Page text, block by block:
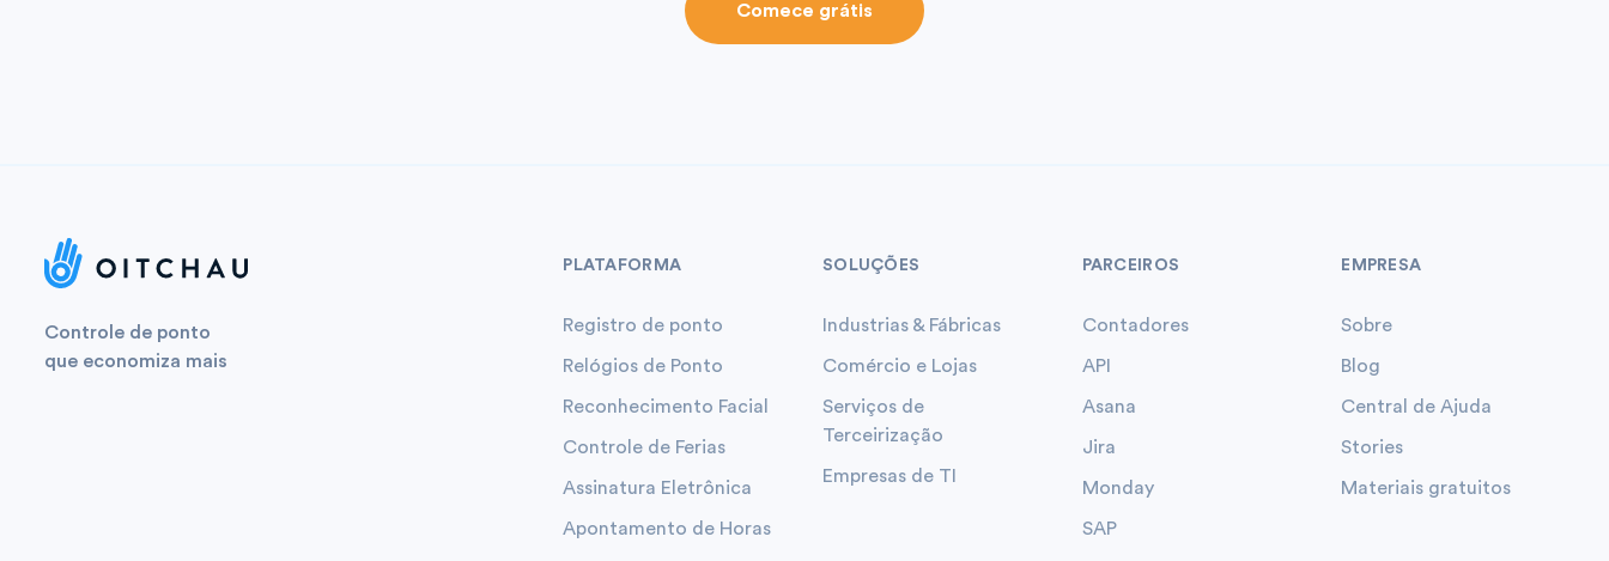
Comece grátis
Controle de ponto
que economiza mais
PLATAFORMA
Registro de ponto
Relógios de Ponto
Reconhecimento Facial
Controle de Ferias
Assinatura Eletrônica
Apontamento de Horas
SOLUÇÕES
Industrias & Fábricas
Comércio e Lojas
Serviços de
Terceirização
Empresas de TI
PARCEIROS
Contadores
API
Asana
Jira
Monday
SAP
EMPRESA
Sobre
Blog
Central de Ajuda
Stories
Materiais gratuitos